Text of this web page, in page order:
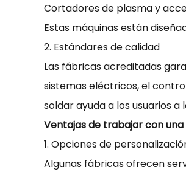
Cortadores de plasma y
Estas máquinas están
2. Estándares de calidad
Las fábricas acreditadas
sistemas eléctricos, el
soldar ayuda a los usuarios
Ventajas de trabajar con
1. Opciones de
Algunas fábricas ofrecen